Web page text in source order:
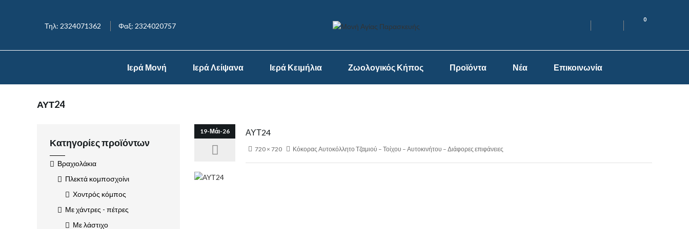
Τηλ: 2324071362 Φαξ: 2324020757
0
Ιερά Μονή Ιερά Λείψανα Ιερά Κειμήλια Ζωολογικός Κήπος Προϊόντα Νέα Επικοινωνία
ΑΥΤ24
19-Μάι-26 ΑΥΤ24
720 × 720 Κόκορας Αυτοκόλλητο Τζαμιού – Τοίχου – Αυτοκινήτου – Διάφορες επιφάνειες
Κατηγορίες προϊόντων
Βραχιολάκια
Πλεκτά κομποσχοίνι
Χοντρός κόμπος
Με χάντρες - πέτρες
Με λάστιχο